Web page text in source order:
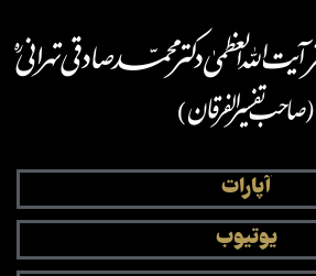
آپارات
یوتیوب